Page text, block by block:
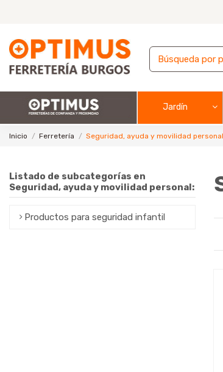
Jardín
Inicio Ferretería Seguridad, ayuda y movilidad personal
Listado de subcategorías en
Seguridad, ayuda y movilidad personal:
Productos para seguridad infantil